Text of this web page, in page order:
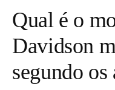
e
n
Qual é o
Davidson
segundo os